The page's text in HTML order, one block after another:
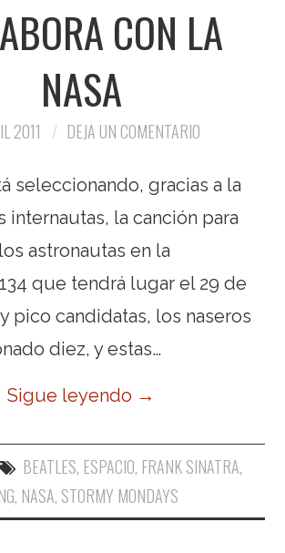
CON LA
NASA
2011 DEJA UN COMENTARIO
seleccionando, gracias a la
internautas, la canción para
astronautas en la
que tendrá lugar el 29 de
pico candidatas, los naseros
diez, y estas…
Sigue leyendo →
BEATLES, ESPACIO, FRANK SINATRA,
, NASA, STORMY MONDAYS